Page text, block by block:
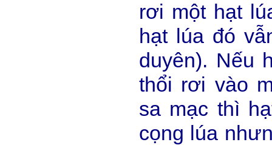
rơi một hạt
hạt lúa đó
duyên). Nếu
thổi rơi vào
sa mạc thì
cọng lúa